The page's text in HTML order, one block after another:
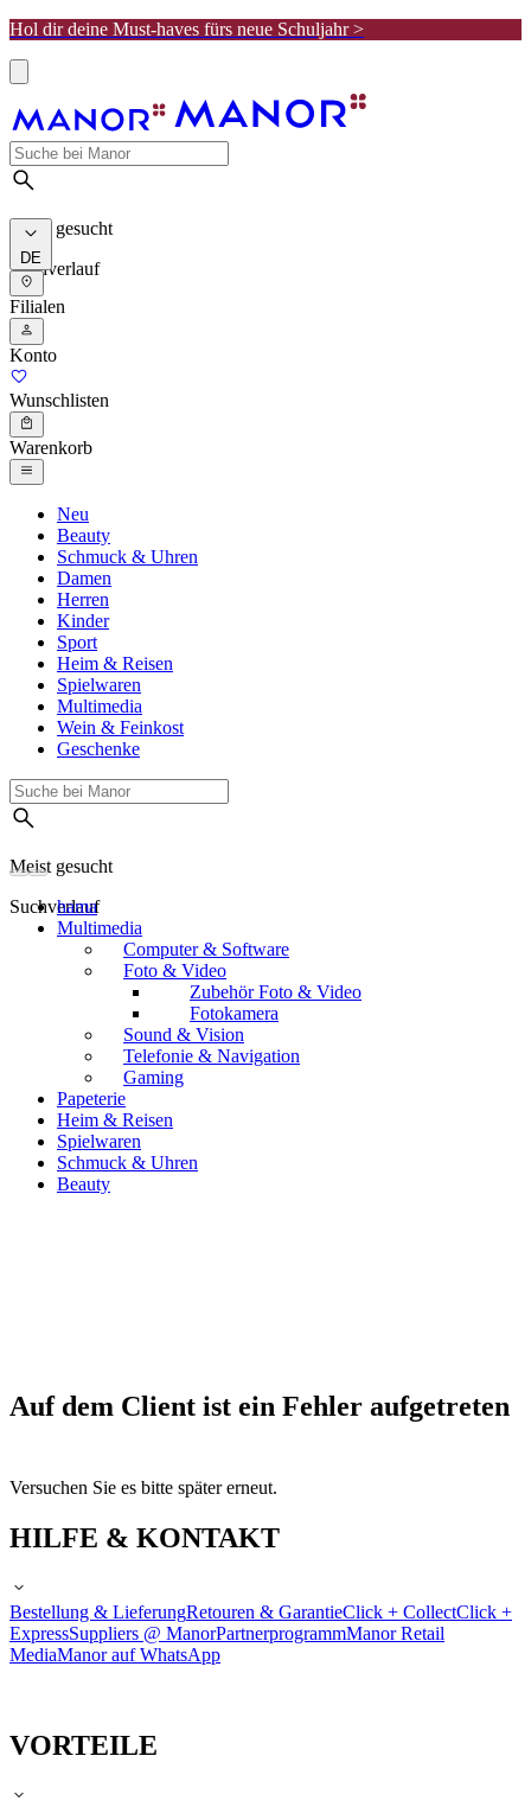
Hol dir deine Must-haves fürs neue Schuljahr >
Meist gesucht
Suchverlauf
DE
Filialen
Konto
Wunschlisten
Warenkorb
Neu
Beauty
Schmuck & Uhren
Damen
Herren
Kinder
Sport
Heim & Reisen
Spielwaren
Multimedia
Wein & Feinkost
Geschenke
Meist gesucht
Suchverlauf
hama
Multimedia
Computer & Software
Foto & Video
Zubehör Foto & Video
Fotokamera
Sound & Vision
Telefonie & Navigation
Gaming
Papeterie
Heim & Reisen
Spielwaren
Schmuck & Uhren
Beauty
Auf dem Client ist ein Fehler aufgetreten
Versuchen Sie es bitte später erneut.
HILFE & KONTAKT
Bestellung & LieferungRetouren & GarantieClick + CollectClick +
ExpressSuppliers @ ManorPartnerprogrammManor Retail
MediaManor auf WhatsApp
VORTEILE